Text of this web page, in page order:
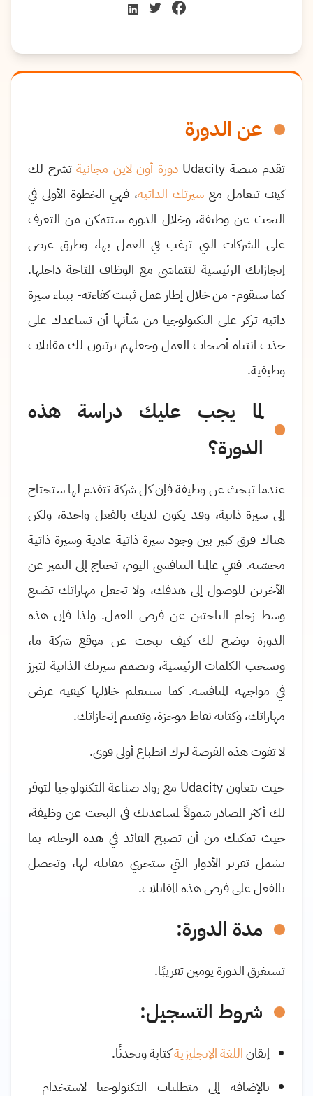
عن الدورة
تقدم منصة Udacity دورة أون لاين مجانية تشرح لك
كيف تتعامل مع سيرتك الذاتية، فهي الخطوة الأولى في
البحث عن وظيفة، وخلال الدورة ستتمكن من التعرف
على الشركات التي ترغب في العمل بها، وطرق عرض
إنجازاتك الرئيسية لتتماشى مع الوظاف المتاحة داخلها.
كما ستقوم- من خلال إطار عمل ثبتت كفاءته- ببناء سيرة
ذاتية تركز على التكنولوجيا من شأنها أن تساعدك على
جذب انتباه أصحاب العمل وجعلهم يرتبون لك مقابلات
وظيفية.
لما يجب عليك دراسة هذه
الدورة؟
عندما تبحث عن وظيفة فإن كل شركة تتقدم لها ستحتاج
إلى سيرة ذاتية، وقد يكون لديك بالفعل واحدة، ولكن
هناك فرق كبير بين وجود سيرة ذاتية عادية وسيرة ذاتية
محسّنة. ففي عالمنا التنافسي اليوم، تحتاج إلى التميز عن
الآخرين للوصول إلى هدفك، ولا تجعل مهاراتك تضيع
وسط زحام الباحثين عن فرص العمل. ولذا فإن هذه
الدورة توضح لك كيف تبحث عن موقع شركة ما،
وتسحب الكلمات الرئيسية، وتصمم سيرتك الذاتية لتبرز
في مواجهة المنافسة. كما ستتعلم خلالها كيفية عرض
مهاراتك، وكتابة نقاط موجزة، وتقييم إنجازاتك.
لا تفوت هذه الفرصة لترك انطباع أولي قوي.
حيث تتعاونUdacity مع رواد صناعة التكنولوجيا لتوفر
لك أكثر المصادر شمولاً لمساعدتك في البحث عن وظيفة،
حيث تمكنك من أن تصبح القائد في هذه الرحلة، بما
يشمل تقرير الأدوار التي ستجري مقابلة لها، وتحصل
بالفعل على فرص هذه المقابلات.
مدة الدورة:
تستغرق الدورة يومين تقريبًا.
شروط التسجيل:
إتقاناللغة الإنجليزيةكتابة وتحدثًا.
بالإضافة إلى متطلبات التكنولوجيا لاستخدام